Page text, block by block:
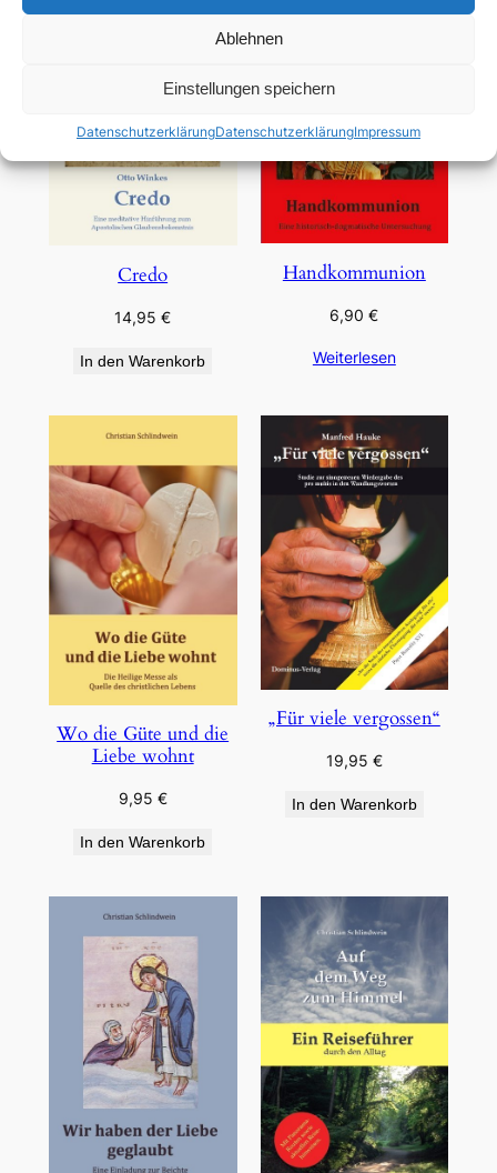
Ablehnen
Einstellungen speichern
DatenschutzerklärungDatenschutzerklärungImpressum
Credo
14,95€
In den Warenkorb
Handkommunion
6,90€
Weiterlesen
Wo die Güte und die
Liebe wohnt
9,95 €
In den Warenkorb
„Für viele vergossen“
19,95 €
In den Warenkorb